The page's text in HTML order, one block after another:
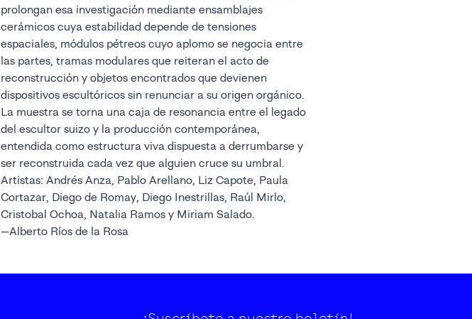
prolongan esa investigación mediante ensamblajes
cerámicos cuya estabilidad depende de tensiones
espaciales, módulos pétreos cuyo aplomo se negocia entre
las partes, tramas modulares que reiteran el acto de
reconstrucción y objetos encontrados que devienen
dispositivos escultóricos sin renunciar a su origen orgánico.
La muestra se torna una caja de resonancia entre el legado
del escultor suizo y la producción contemporánea,
entendida como estructura viva dispuesta a derrumbarse y
ser reconstruida cada vez que alguien cruce su umbral.
Artistas: Andrés Anza, Pablo Arellano, Liz Capote, Paula
Cortazar, Diego de Romay, Diego Inestrillas, Raúl Mirlo,
Cristobal Ochoa, Natalia Ramos y Miriam Salado.
—Alberto Ríos de la Rosa